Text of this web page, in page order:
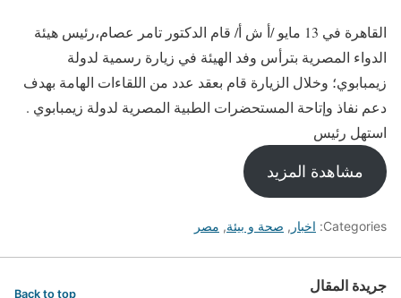
القاهرة في 13 مايو /أ ش أ/ قام الدكتور تامر عصام،رئيس هيئة
الدواء المصرية بترأس وفد الهيئة في زيارة رسمية لدولة
زيمبابوي؛ وخلال الزيارة قام بعقد عدد من اللقاءات الهامة بهدف
دعم نفاذ وإتاحة المستحضرات الطبية المصرية لدولة زيمبابوي .
استهل رئيس
مشاهدة المزيد
Categories: اخبار , صحة و بيئة, مصر
جريدة المقال Back to top